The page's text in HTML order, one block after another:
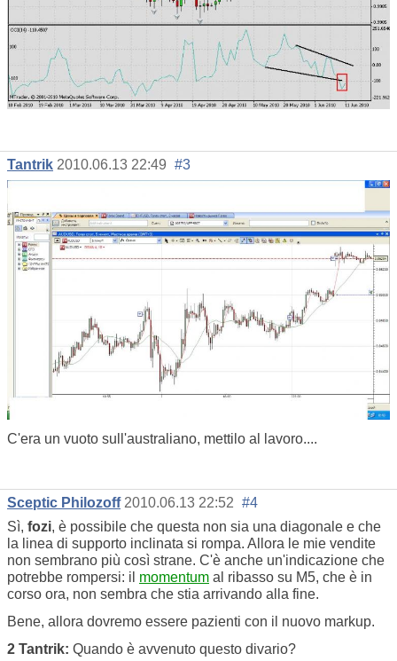
Tantrik 2010.06.13 22:49 #3
C'era un vuoto sull'australiano, mettilo al lavoro....
Sceptic Philozoff 2010.06.13 22:52 #4
Sì, fozi, è possibile che questa non sia una diagonale e che
la linea di supporto inclinata si rompa. Allora le mie vendite
non sembrano più così strane. C'è anche un'indicazione che
potrebbe rompersi: il momentum al ribasso su M5, che è in
corso ora, non sembra che stia arrivando alla fine.
Bene, allora dovremo essere pazienti con il nuovo markup.
2 Tantrik: Quando è avvenuto questo divario?